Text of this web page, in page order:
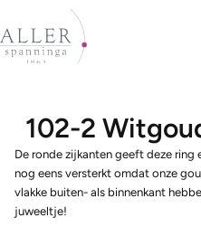
102-2
De ronde zijkanten geeft deze ring
nog eens versterkt omdat onze
vlakke buiten- als binnenkant
juweeltje!